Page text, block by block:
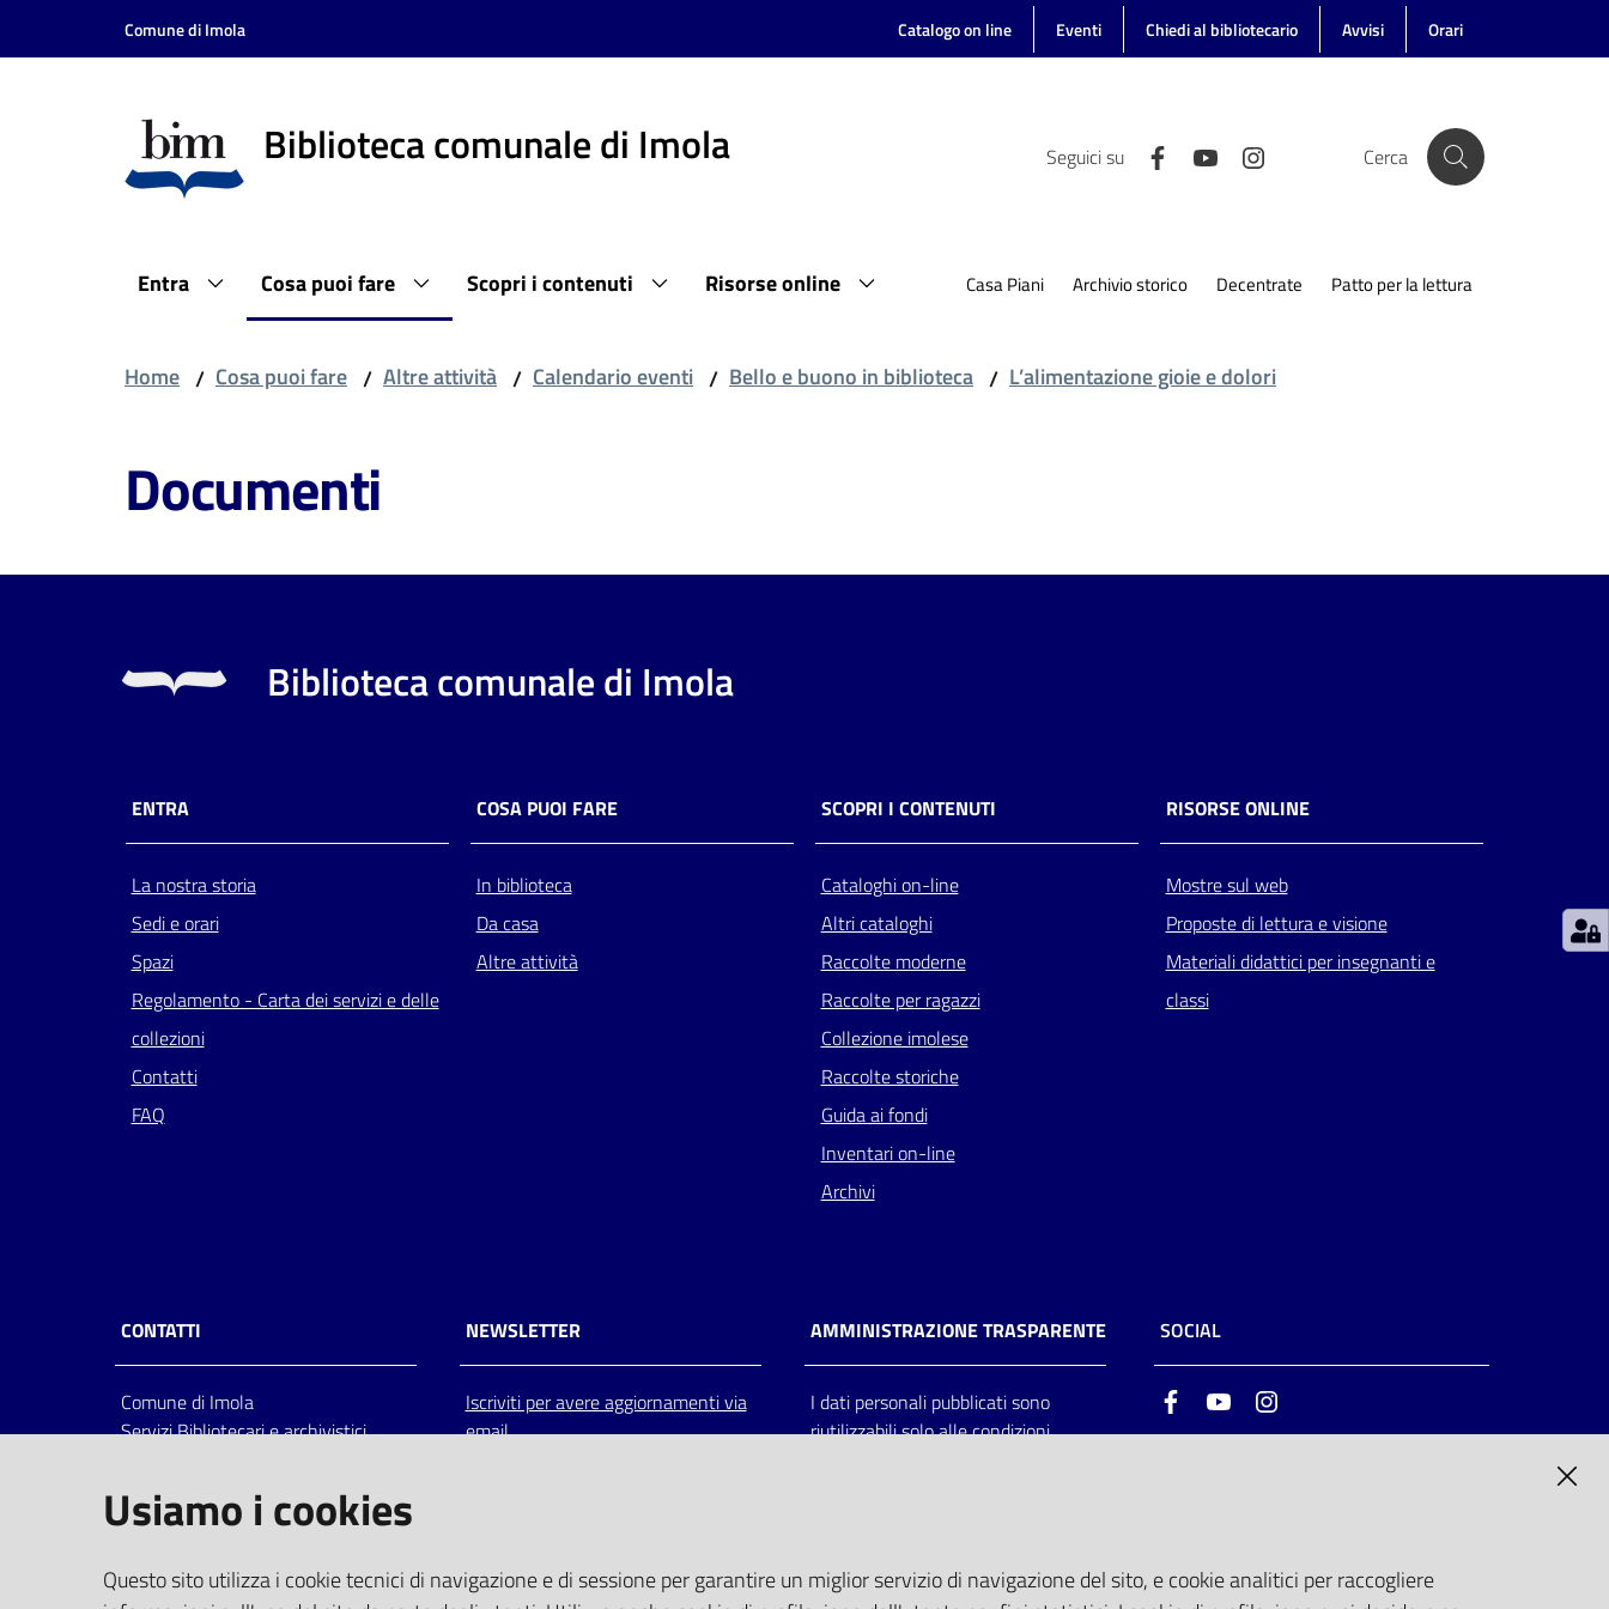
Vai al contenuto
Vai alla navigazione
Comune di Imola Catalogo on line Eventi Chiedi al bibliotecario Avvisi Orari
Biblioteca comunale di Imola Seguici su Cerca
Entra Cosa puoi fare Scopri i contenuti Risorse online Casa Piani Archivio storico Decentrate Patto per la lettura
Home / Cosa puoi fare / Altre attività / Calendario eventi / Bello e buono in biblioteca / L’alimentazione gioie e dolori
Documenti
Biblioteca comunale di Imola
ENTRA
La nostra storia
Sedi e orari
Spazi
Regolamento - Carta dei servizi e delle
collezioni
Contatti
FAQ
COSA PUOI FARE
In biblioteca
Da casa
Altre attività
SCOPRI I CONTENUTI
Cataloghi on-line
Altri cataloghi
Raccolte moderne
Raccolte per ragazzi
Collezione imolese
Raccolte storiche
Guida ai fondi
Inventari on-line
Archivi
RISORSE ONLINE
Mostre sul web
Proposte di lettura e visione
Materiali didattici per insegnanti e
classi
CONTATTI
Comune di Imola
Servizi Bibliotecari e archivistici
Italia
centralino: tel 0542.6026.36 fax
bim@comune.imola.bo.it
PEC
NEWSLETTER
Iscriviti per avere aggiornamenti via
email
AMMINISTRAZIONE TRASPARENTE
I dati personali pubblicati sono
riutilizzabili solo alle condizioni
SOCIAL
FacebookYoutube
Usiamo i cookies
Questo sito utilizza i cookie tecnici di navigazione e di sessione per garantire un miglior servizio di navigazione del sito, e cookie analitici per raccogliere